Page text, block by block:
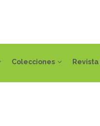
Colecciones